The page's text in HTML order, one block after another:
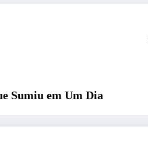
Sumiu em Um Dia